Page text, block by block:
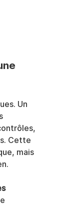
Un
Cette
mais